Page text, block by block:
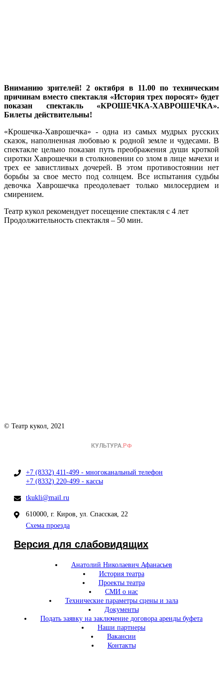
Вниманию зрителей! 2 октября в 11.00 по техническим
причинам вместо спектакля «История трех поросят» будет
показан спектакль «КРОШЕЧКА-ХАВРОШЕЧКА».
Билеты действительны!
«Крошечка-Хаврошечка» - одна из самых мудрых русских
сказок, наполненная любовью к родной земле и чудесами. В
спектакле цельно показан путь преображения души кроткой
сиротки Хаврошечки в столкновении со злом в лице мачехи и
трех ее завистливых дочерей. В этом противостоянии нет
борьбы за свое место под солнцем. Все испытания судьбы
девочка Хаврошечка преодолевает только милосердием и
смирением.
Театр кукол рекомендует посещение спектакля с 4 лет
Продолжительность спектакля – 50 мин.
© Театр кукол, 2021
+7 (8332) 411-499 - многоканальный телефон
+7 (8332) 220-499 - кассы
tkukli@mail.ru
610000, г. Киров, ул. Спасская, 22
Схема проезда
Версия для слабовидящих
Анатолий Николаевич Афанасьев
История театра
Проекты театра
СМИ о нас
Технические параметры сцены и зала
Документы
Подать заявку на заключение договора аренды буфета
Наши партнеры
Вакансии
Контакты